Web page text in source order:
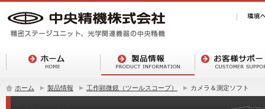
ホーム 製品情報 工作顕微鏡（ツールスコープ） カメラ＆測定ソフト